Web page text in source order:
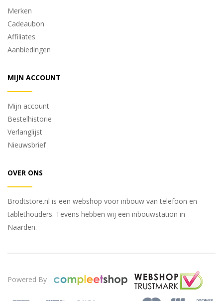
Merken
Cadeaubon
Affiliates
Aanbiedingen
MIJN ACCOUNT
Mijn account
Bestelhistorie
Verlanglijst
Nieuwsbrief
OVER ONS
Brodtstore.nl is een webshop voor inbouw van telefoon en
tablethouders. Tevens hebben wij een inbouwstation in
Naarden.
Powered By